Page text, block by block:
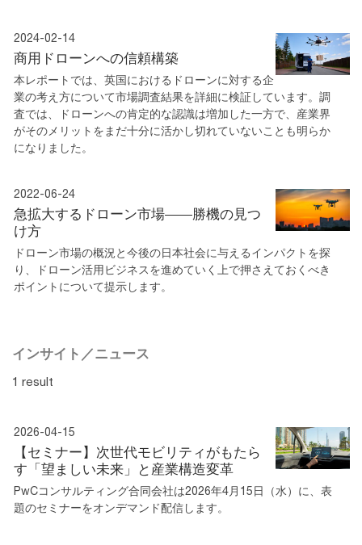
2024-02-14
商用ドローンへの信頼構築
本レポートでは、英国におけるドローンに対する企
業の考え方について市場調査結果を詳細に検証しています。調
査では、ドローンへの肯定的な認識は増加した一方で、産業界
がそのメリットをまだ十分に活かし切れていないことも明らか
になりました。
2022-06-24
急拡大するドローン市場――勝機の見つ
け方
ドローン市場の概況と今後の日本社会に与えるインパクトを探
り、ドローン活用ビジネスを進めていく上で押さえておくべき
ポイントについて提示します。
インサイト／ニュース
1 result
2026-04-15
【セミナー】次世代モビリティがもたら
す「望ましい未来」と産業構造変革
PwCコンサルティング合同会社は2026年4月15日（水）に、表
題のセミナーをオンデマンド配信します。